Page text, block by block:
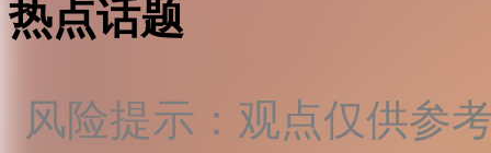
热点话题
风险提示：观点仅供参